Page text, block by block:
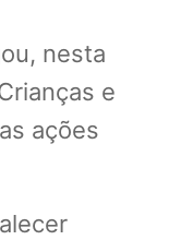
nesta
e
ações